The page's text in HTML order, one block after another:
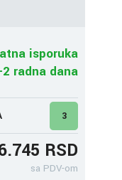
isporuka
radna dana
3
RSD
sa PDV-om